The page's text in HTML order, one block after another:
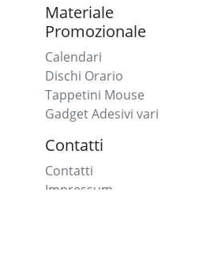
Materiale
Promozionale
Calendari
Dischi Orario
Tappetini Mouse
Gadget Adesivi vari
Contatti
Contatti
Impressum